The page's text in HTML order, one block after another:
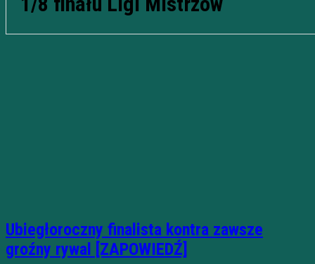
Ubiegłoroczny finalista kontra zawsze
groźny rywal [ZAPOWIEDŹ]